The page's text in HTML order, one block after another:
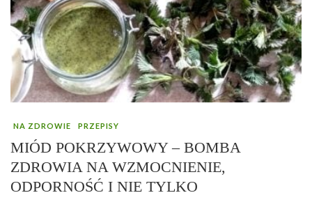
NA ZDROWIE PRZEPISY
MIÓD POKRZYWOWY – BOMBA
ZDROWIA NA WZMOCNIENIE,
ODPORNOŚĆ I NIE TYLKO